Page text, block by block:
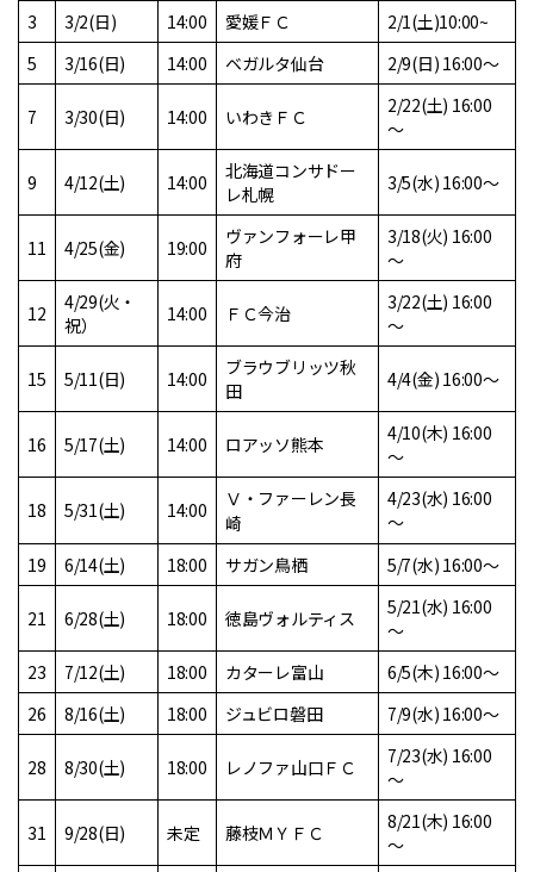
3 3/2(日) 14:00 愛媛ＦＣ
2/1(土)10:00~
5
3/16(日) 14:00 ベガルタ仙台 2/9(日) 16:00～
7 3/30(日) 14:00 いわきＦＣ
2/22(土) 16:00
～
9 4/12(土) 14:00
北海道コンサドー
レ札幌
3/5(水) 16:00～
11 4/25(金) 19:00
ヴァンフォーレ甲
府
3/18(火) 16:00
～
12
4/29(火・
祝）
14:00 ＦＣ今治
3/22(土) 16:00
～
15 5/11(日) 14:00
ブラウブリッツ秋
田
4/4(金) 16:00～
16 5/17(土) 14:00 ロアッソ熊本
4/10(木) 16:00
～
18 5/31(土) 14:00
Ⅴ・ファーレン長
崎
4/23(水) 16:00
～
19
6/14(土) 18:00 サガン鳥栖 5/7(水) 16:00～
21 6/28(土) 18:00 徳島ヴォルティス
5/21(水) 16:00
～
23
7/12(土) 18:00 カターレ富山
6/5(木) 16:00～
26
8/16(土) 18:00 ジュビロ磐田 7/9(水) 16:00～
28 8/30(土) 18:00 レノファ山口ＦＣ
7/23(水) 16:00
～
31 9/28(日) 未定 藤枝ＭＹＦＣ
8/21(木) 16:00
～